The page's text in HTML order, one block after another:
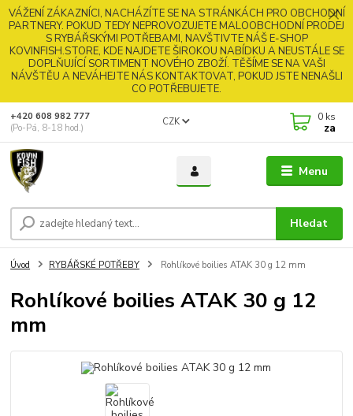
VÁŽENÍ ZÁKAZNÍCI, NACHÁZÍTE SE NA STRÁNKÁCH PRO OBCHODNÍ
PARTNERY. POKUD TEDY NEPROVOZUJETE MALOOBCHODNÍ PRODEJ
S RYBÁŘSKÝMI POTŘEBAMI, NAVŠTIVTE NÁŠ E-SHOP
KOVINFISH.STORE, KDE NAJDETE ŠIROKOU NABÍDKU A NEUSTÁLE SE
DOPLŇUJÍCÍ SORTIMENT NOVÉHO ZBOŽÍ. TĚŠÍME SE NA VAŠI
NÁVŠTĚU A NEVÁHEJTE NÁS KONTAKTOVAT, POKUD JSTE NENAŠLI
CO POTŘEBUJETE.
Menu
CZK
Hledat
+420 608 982 777
(Po-Pá, 8-18 hod.)
0 ks
za
Úvod RYBÁŘSKÉ POTŘEBY Rohlíkové boilies ATAK 30 g 12 mm
Rohlíkové boilies ATAK 30 g 12
mm